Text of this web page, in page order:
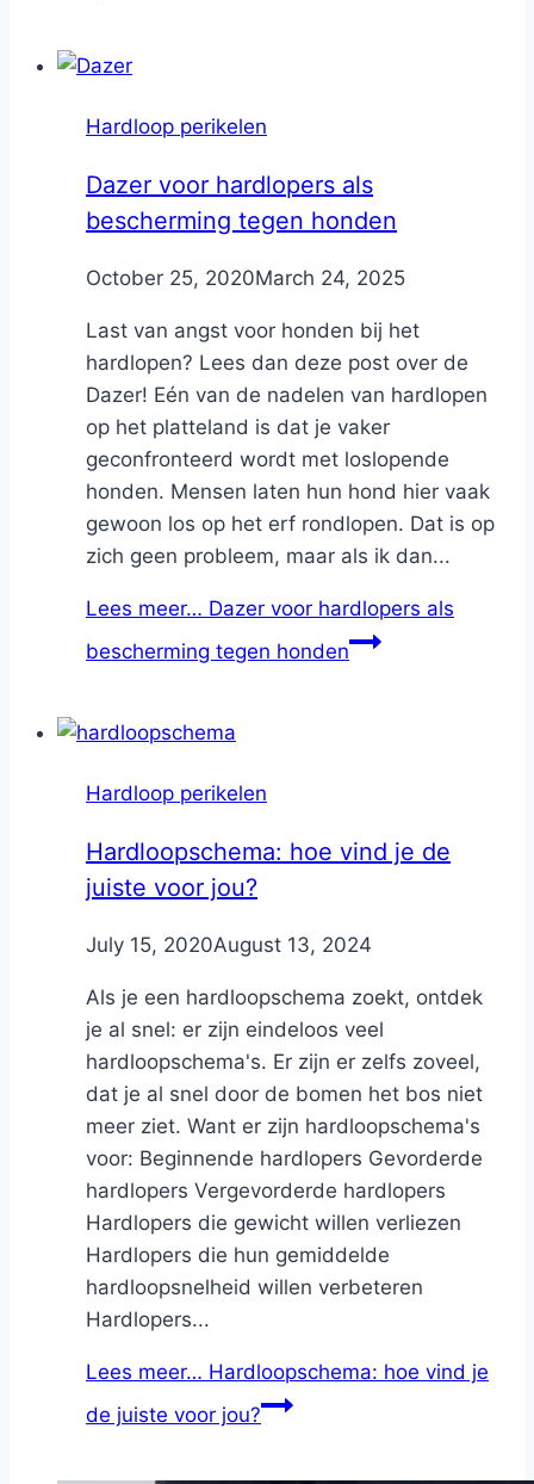
Hardloop perikelen
Dazer voor hardlopers als
bescherming tegen honden
ByNicole
October 25, 2020March 24, 2025
Last van angst voor honden bij het
hardlopen? Lees dan deze post over de
Dazer! Eén van de nadelen van hardlopen
op het platteland is dat je vaker
geconfronteerd wordt met loslopende
honden. Mensen laten hun hond hier vaak
gewoon los op het erf rondlopen. Dat is op
zich geen probleem, maar als ik dan...
Lees meer… Dazer voor hardlopers als
bescherming tegen honden
Hardloop perikelen
Hardloopschema: hoe vind je de
juiste voor jou?
ByNicole
July 15, 2020August 13, 2024
Als je een hardloopschema zoekt, ontdek
je al snel: er zijn eindeloos veel
hardloopschema's. Er zijn er zelfs zoveel,
dat je al snel door de bomen het bos niet
meer ziet. Want er zijn hardloopschema's
voor: Beginnende hardlopers Gevorderde
hardlopers Vergevorderde hardlopers
Hardlopers die gewicht willen verliezen
Hardlopers die hun gemiddelde
hardloopsnelheid willen verbeteren
Hardlopers...
Lees meer… Hardloopschema: hoe vind je
de juiste voor jou?